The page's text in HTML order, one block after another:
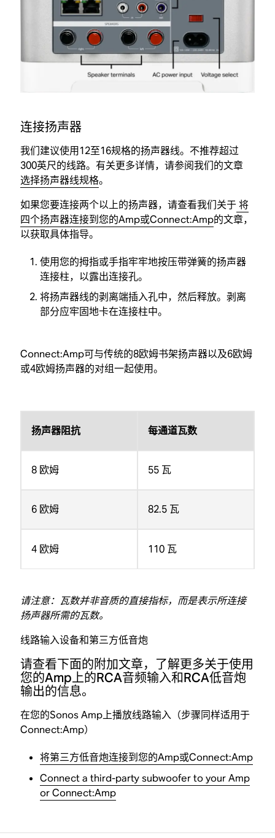
连接扬声器
我们建议使用12至16规格的扬声器线。不推荐超过
300英尺的线路。有关更多详情，请参阅我们的文章
选择扬声器线规格。
如果您要连接两个以上的扬声器，请查看我们关于将
四个扬声器连接到您的Amp或Connect:Amp的文章，
以获取具体指导。
使用您的拇指或手指牢牢地按压带弹簧的扬声器
连接柱，以露出连接孔。
将扬声器线的剥离端插入孔中，然后释放。剥离
部分应牢固地卡在连接柱中。
Connect:Amp可与传统的8欧姆书架扬声器以及6欧姆
或4欧姆扬声器的对组一起使用。
扬声器阻抗 每通道瓦数
8 欧姆 55 瓦
6 欧姆 82.5 瓦
4 欧姆 110 瓦
请注意：瓦数并非音质的直接指标，而是表示所连接
扬声器所需的瓦数。
线路输入设备和第三方低音炮
请查看下面的附加文章，了解更多关于使用
您的Amp上的RCA音频输入和RCA低音炮
输出的信息。
在您的Sonos Amp上播放线路输入（步骤同样适用于
Connect:Amp）
将第三方低音炮连接到您的Amp或Connect:Amp
Connect a third-party subwoofer to your Amp
or Connect:Amp